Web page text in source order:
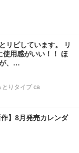
リピしています。 リ
使用感がいい！！ ほ
、…
とりタイプ ca
】8月発売カレンダ